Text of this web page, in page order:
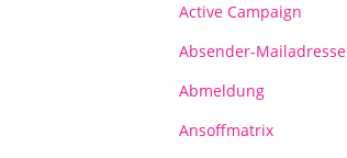
Active Campaign
Absender-Mailadresse
Abmeldung
Ansoffmatrix